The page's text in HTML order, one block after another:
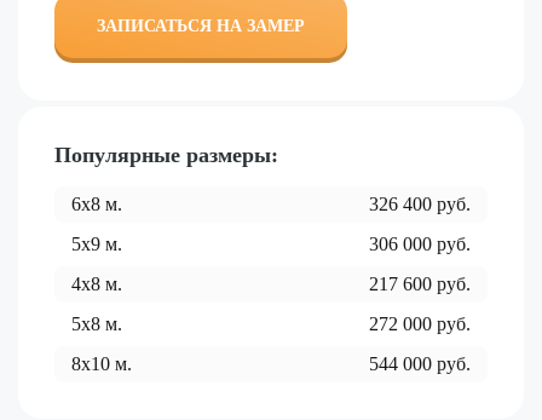
ЗАПИСАТЬСЯ НА ЗАМЕР
Популярные размеры:
6x8 м. 326 400 руб.
5x9 м. 306 000 руб.
4x8 м. 217 600 руб.
5x8 м. 272 000 руб.
8x10 м. 544 000 руб.